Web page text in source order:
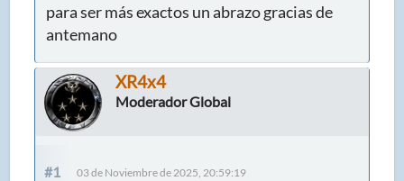
para ser más exactos un abrazo gracias de
antemano
XR4x4
Moderador Global
#1 03 de Noviembre de 2025, 20:59:19